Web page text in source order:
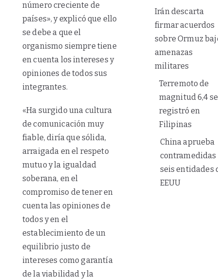
número creciente de
países», y explicó que ello
se debe a que el
organismo siempre tiene
en cuenta los intereses y
opiniones de todos sus
integrantes.
«Ha surgido una cultura
de comunicación muy
fiable, diría que sólida,
arraigada en el respeto
mutuo y la igualdad
soberana, en el
compromiso de tener en
cuenta las opiniones de
todos y en el
establecimiento de un
equilibrio justo de
intereses como garantía
de la viabilidad y la
Irán descarta
firmar acuerdos
sobre Ormuz
amenazas
militares
Terremoto de
magnitud 6,4 se
registró en
Filipinas
China aprueba
contramedidas
seis entidades
EEUU